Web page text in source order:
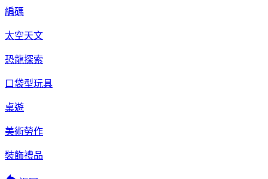
編碼
太空天文
恐龍探索
口袋型玩具
桌遊
美術勞作
裝飾禮品